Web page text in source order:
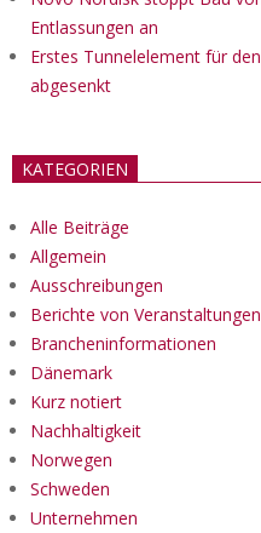
Entlassungen an
Erstes Tunnelelement für
abgesenkt
KATEGORIEN
Alle Beiträge
Allgemein
Ausschreibungen
Berichte von Veranstaltungen
Brancheninformationen
Dänemark
Kurz notiert
Nachhaltigkeit
Norwegen
Schweden
Unternehmen